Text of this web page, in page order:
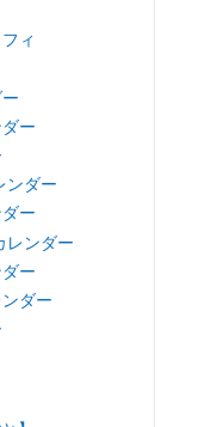
ィ
ー
ンダー
ー
レンダー
ー
ダー